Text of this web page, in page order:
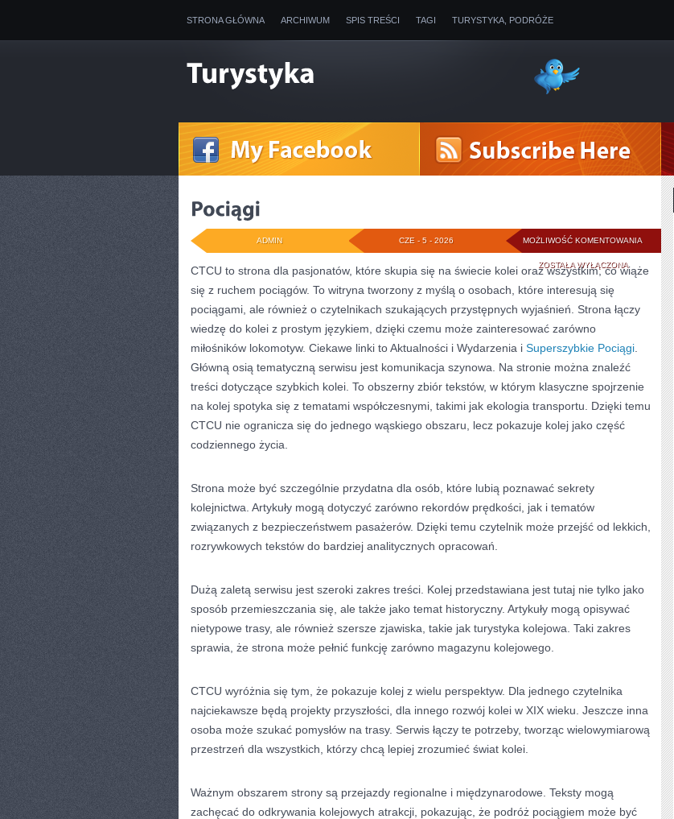
STRONA GŁÓWNA ARCHIWUM SPIS TREŚCI TAGI TURYSTYKA, PODRÓŻE
MOŻLIWOŚĆ KOMENTOWANIA POCIĄGI
ZOSTAŁA WYŁĄCZONA
CZE - 5 - 2026
ADMIN
CTCU to strona dla pasjonatów, które skupia się na świecie kolei oraz wszystkim, co wiąże
się z ruchem pociągów. To witryna tworzony z myślą o osobach, które interesują się
pociągami, ale również o czytelnikach szukających przystępnych wyjaśnień. Strona łączy
wiedzę do kolei z prostym językiem, dzięki czemu może zainteresować zarówno
miłośników lokomotyw. Ciekawe linki to Aktualności i Wydarzenia i Superszybkie Pociągi
Główną osią tematyczną serwisu jest komunikacja szynowa. Na stronie można znaleźć
treści dotyczące szybkich kolei. To obszerny zbiór tekstów, w którym klasyczne spojrzenie
na kolej spotyka się z tematami współczesnymi, takimi jak ekologia transportu. Dzięki temu
CTCU nie ogranicza się do jednego wąskiego obszaru, lecz pokazuje kolej jako część
codziennego życia.
Strona może być szczególnie przydatna dla osób, które lubią poznawać sekrety
kolejnictwa. Artykuły mogą dotyczyć zarówno rekordów prędkości, jak i tematów
związanych z bezpieczeństwem pasażerów. Dzięki temu czytelnik może przejść od lekkich,
rozrywkowych tekstów do bardziej analitycznych opracowań.
Dużą zaletą serwisu jest szeroki zakres treści. Kolej przedstawiana jest tutaj nie tylko jako
sposób przemieszczania się, ale także jako temat historyczny. Artykuły mogą opisywać
nietypowe trasy, ale również szersze zjawiska, takie jak turystyka kolejowa. Taki zakres
sprawia, że strona może pełnić funkcję zarówno magazynu kolejowego.
CTCU wyróżnia się tym, że pokazuje kolej z wielu perspektyw. Dla jednego czytelnika
najciekawsze będą projekty przyszłości, dla innego rozwój kolei w XIX wieku. Jeszcze inna
osoba może szukać pomysłów na trasy. Serwis łączy te potrzeby, tworząc wielowymiarową
przestrzeń dla wszystkich, którzy chcą lepiej zrozumieć świat kolei.
Ważnym obszarem strony są przejazdy regionalne i międzynarodowe. Teksty mogą
zachęcać do odkrywania kolejowych atrakcji, pokazując, że podróż pociągiem może być